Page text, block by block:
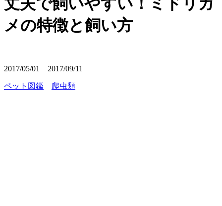
丈夫で飼いやすい！ミドリガ
メの特徴と飼い方
2017/05/01 2017/09/11
ペット図鑑 爬虫類